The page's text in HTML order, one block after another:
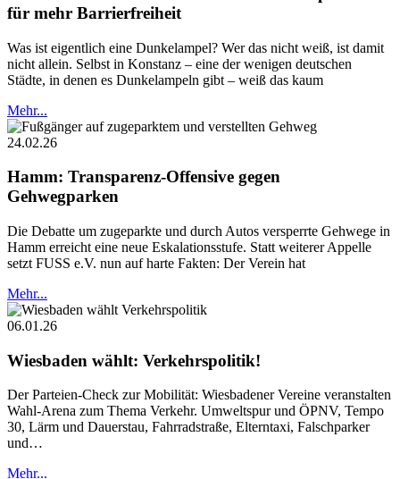
für mehr Barrierfreiheit
Was ist eigentlich eine Dunkelampel? Wer das nicht weiß, ist damit
nicht allein. Selbst in Konstanz – eine der wenigen deutschen
Städte, in denen es Dunkelampeln gibt – weiß das kaum
Mehr...
24.02.26
Hamm: Transparenz-Offensive gegen
Gehwegparken
Die Debatte um zugeparkte und durch Autos versperrte Gehwege in
Hamm erreicht eine neue Eskalationsstufe. Statt weiterer Appelle
setzt FUSS e.V. nun auf harte Fakten: Der Verein hat
Mehr...
06.01.26
Wiesbaden wählt: Verkehrspolitik!
Der Parteien-Check zur Mobilität: Wiesbadener Vereine veranstalten
Wahl-Arena zum Thema Verkehr. Umweltspur und ÖPNV, Tempo
30, Lärm und Dauerstau, Fahrradstraße, Elterntaxi, Falschparker
und…
Mehr...